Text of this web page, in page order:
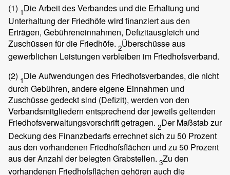
(1) 1Die Arbeit des Verbandes und die Erhaltung und
Unterhaltung der Friedhöfe wird finanziert aus den
Erträgen, Gebühreneinnahmen, Defizitausgleich und
Zuschüssen für die Friedhöfe. 2Überschüsse aus
gewerblichen Leistungen verbleiben im Friedhofsverband.
(2) 1Die Aufwendungen des Friedhofsverbandes, die nicht
durch Gebühren, andere eigene Einnahmen und
Zuschüsse gedeckt sind (Defizit), werden von den
Verbandsmitgliedern entsprechend der jeweils geltenden
Friedhofsverwaltungsvorschrift getragen. 2Der Maßstab zur
Deckung des Finanzbedarfs errechnet sich zu 50 Prozent
aus den vorhandenen Friedhofsflächen und zu 50 Prozent
aus der Anzahl der belegten Grabstellen. 3Zu den
vorhandenen Friedhofsflächen gehören auch die